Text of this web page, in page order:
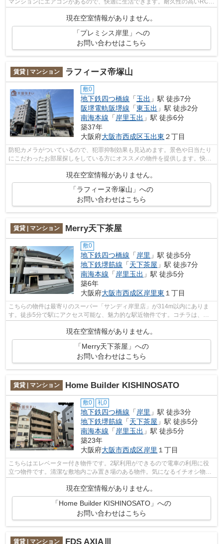
マンションにエアコンがあるので、快適に生活できます。耐久性の高いRC構
現在空室情報がありません。
「プレミシス岸里」への
お問い合わせはこちら
賃貸 | マンション ラフィーヌ帝塚山
敷0
地下鉄四つ橋線 「玉出 」駅 徒歩7分
阪堺電軌阪堺線 「東玉出 」駅 徒歩2分
南海本線 「岸里玉出 」駅 徒歩6分
築37年
大阪府大阪市西成区玉出東 ２丁目
防犯カメラがついているので、犯罪抑制効果も見込めます。景色や日当たり
にこだわったお部屋探しをしている方にオススメの物件を提供します。快適
な室内で高ニーズの1989年築の物件と...
現在空室情報がありません。
「ラフィーヌ帝塚山」への
お問い合わせはこちら
賃貸 | マンション Merry天下茶屋
敷0
地下鉄四つ橋線 「 岸里 」駅 徒歩5分
地下鉄堺筋線 「天下茶屋 」駅 徒歩7分
南海本線 「 岸里玉出 」駅 徒歩5分
築6年
大阪府大阪市西成区岸里東 １丁目
こちらの物件は最寄りのスーパー「サンディ岸里店」が314m以内にありま
す。徒歩5分で駅にアクセス可能な、魅力的な駅近物件です。コチラは、令
現在空室情報がありません。
「Merry天下茶屋」への
お問い合わせはこちら
賃貸 | マンション Home Builder KISHINOSATO
敷0 礼0
地下鉄四つ橋線 「 岸里 」駅 徒歩3分
地下鉄堺筋線 「天下茶屋 」駅 徒歩5分
南海本線 「 岸里玉出 」駅 徒歩5分
築23年
大阪府大阪市西成区岸里 １丁目
こちらはエレベーター付き物件です。2駅利用ができるので電車の利用に役
立つ物件です。清潔な敷地内ごみ置き場のある物件。気になるイチオシ物件
情報：「Home Builder KISHINOSATO」。...
現在空室情報がありません。
「Home Builder KISHINOSATO」への
お問い合わせはこちら
賃貸 | マンション FDS AXIAⅢ